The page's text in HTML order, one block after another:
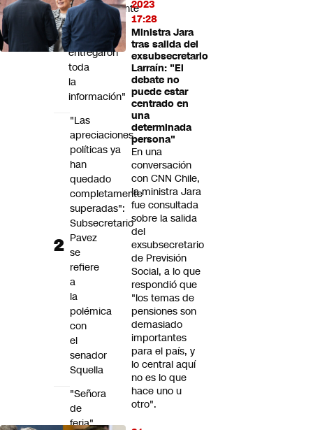
2023
17:28
Ministra Jara
tras salida del
exsubsecretario
Larraín: "El
debate no
puede estar
centrado en
una
determinada
persona"
En una
conversación
con CNN Chile,
la ministra Jara
fue consultada
sobre la salida
del
exsubsecretario
de Previsión
Social, a lo que
respondió que
"los temas de
pensiones son
demasiado
importantes
para el país, y
lo central aquí
no es lo que
hace uno u
otro".
probablemente
no
le
entregaron
toda
la
información"
"Las
apreciaciones
políticas ya
han
quedado
completamente
superadas":
Subsecretario
Pavez
se
refiere
a
la
polémica
con
el
senador
Squella
"Señora
de
feria"